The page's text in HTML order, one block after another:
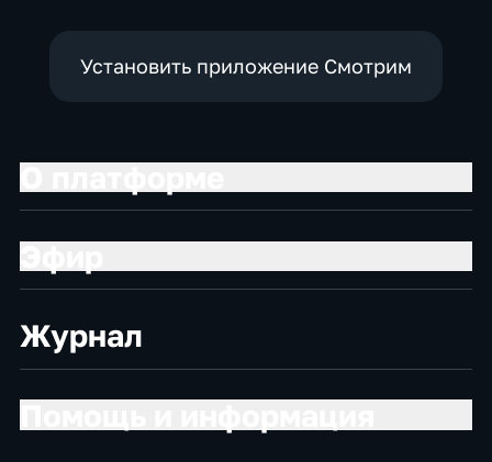
Установить приложение Смотрим
Журнал